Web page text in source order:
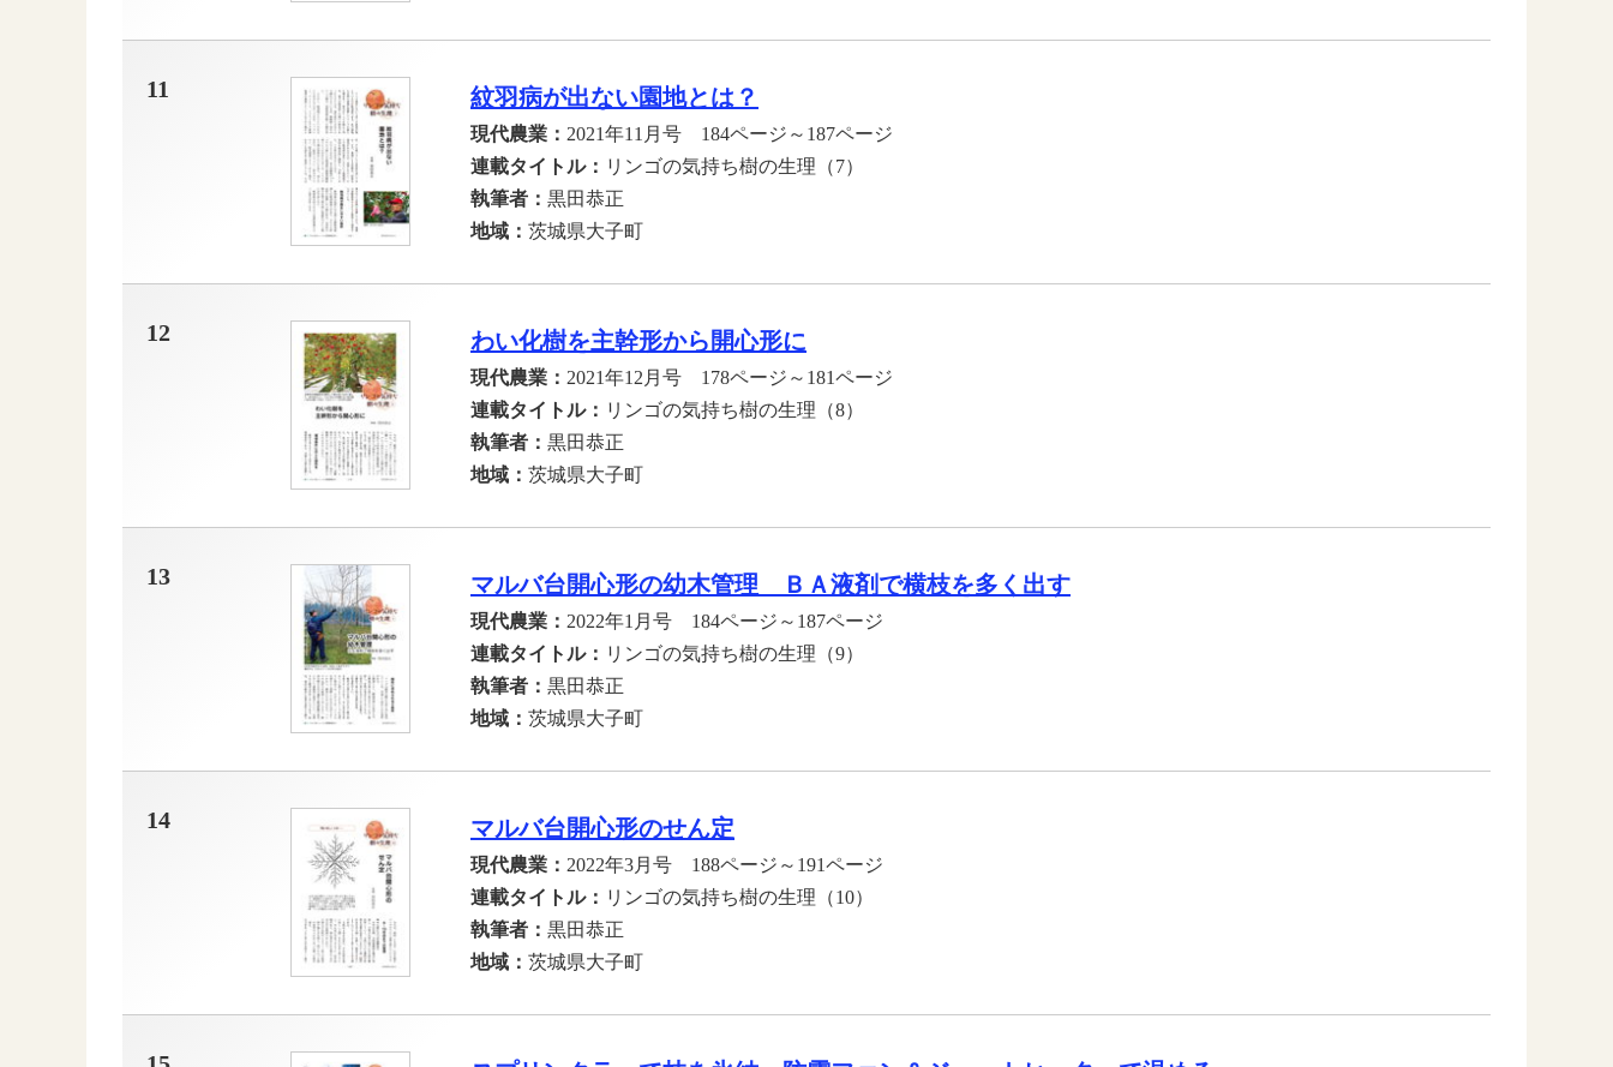
11 紋羽病が出ない園地とは？
現代農業： 2021年11月号 184ページ～187ページ
連載タイトル： リンゴの気持ち樹の生理（7）
執筆者： 黒田恭正
地域： 茨城県大子町
12 わい化樹を主幹形から開心形に
現代農業： 2021年12月号 178ページ～181ページ
連載タイトル： リンゴの気持ち樹の生理（8）
執筆者： 黒田恭正
地域： 茨城県大子町
13 マルバ台開心形の幼木管理 ＢＡ液剤で横枝を多く出す
現代農業： 2022年1月号 184ページ～187ページ
連載タイトル： リンゴの気持ち樹の生理（9）
執筆者： 黒田恭正
地域： 茨城県大子町
14 マルバ台開心形のせん定
現代農業： 2022年3月号 188ページ～191ページ
連載タイトル： リンゴの気持ち樹の生理（10）
執筆者： 黒田恭正
地域： 茨城県大子町